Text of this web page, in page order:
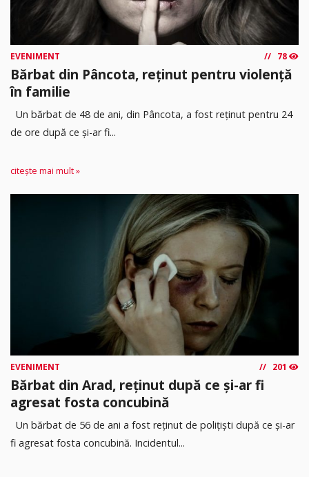
EVENIMENT 78
Bărbat din Pâncota, reținut pentru violență
în familie
Un bărbat de 48 de ani, din Pâncota, a fost reținut pentru 24
de ore după ce și-ar fi...
citește mai mult »
EVENIMENT 201
Bărbat din Arad, reținut după ce și-ar fi
agresat fosta concubină
Un bărbat de 56 de ani a fost reținut de polițiști după ce și-ar
fi agresat fosta concubină. Incidentul...